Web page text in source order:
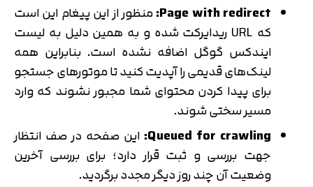
Page with redirect: منظور از این پیغام این است
که URL ریدایرکت شده و به همین دلیل به لیست
ایندکس گوگل اضافه نشده است. بنابراین همه
لینک‌های قدیمی را آپدیت کنید تا موتورهای جستجو
برای پیدا کردن محتوای شما مجبور نشوند که وارد
مسیر سختی شوند.
Queued for crawling: این صفحه در صف انتظار
جهت بررسی و ثبت قرار دارد؛ برای بررسی آخرین
وضعیت آن چند روز دیگر مجدد برگردید.